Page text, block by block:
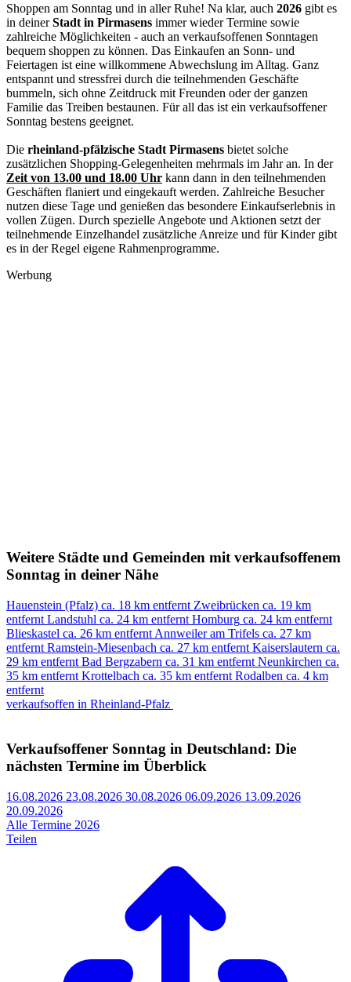
Shoppen am Sonntag und in aller Ruhe! Na klar, auch 2026 gibt es
in deinerStadt in Pirmasens immer wieder Termine sowie
zahlreiche Möglichkeiten - auch an verkaufsoffenen Sonntagen
bequem shoppen zu können. Das Einkaufen an Sonn- und
Feiertagen ist eine willkommene Abwechslung im Alltag. Ganz
entspannt und stressfrei durch die teilnehmenden Geschäfte
bummeln, sich ohne Zeitdruck mit Freunden oder der ganzen
Familie das Treiben bestaunen. Für all das ist ein verkaufsoffener
Sonntag bestens geeignet.
Die rheinland-pfälzische Stadt Pirmasens bietet solche
zusätzlichen Shopping-Gelegenheiten mehrmals im Jahr an. In der
Zeit von 13.00 und 18.00 Uhr kann dann in den teilnehmenden
Geschäften flaniert und eingekauft werden. Zahlreiche Besucher
nutzen diese Tage und genießen das besondere Einkaufserlebnis in
vollen Zügen. Durch spezielle Angebote und Aktionen setzt der
teilnehmende Einzelhandel zusätzliche Anreize und für Kinder gibt
es in der Regel eigene Rahmenprogramme.
Werbung
Weitere Städte und Gemeinden mit verkaufsoffenem
Sonntag in deiner Nähe
Hauenstein (Pfalz) ca. 18 km entfernt Zweibrücken ca. 19 km
entfernt Landstuhl ca. 24 km entfernt Homburg ca. 24 km entfernt
Blieskastel ca. 26 km entfernt Annweiler am Trifels ca. 27 km
entfernt Ramstein-Miesenbach ca. 27 km entfernt Kaiserslautern ca.
29 km entfernt Bad Bergzabern ca. 31 km entfernt Neunkirchen ca.
35 km entfernt Krottelbach ca. 35 km entfernt Rodalben ca. 4 km
entfernt
verkaufsoffen in Rheinland-Pfalz
Verkaufsoffener Sonntag in Deutschland: Die
nächsten Termine im Überblick
16.08.2026 23.08.2026 30.08.2026 06.09.2026 13.09.2026
20.09.2026
Alle Termine 2026
Teilen